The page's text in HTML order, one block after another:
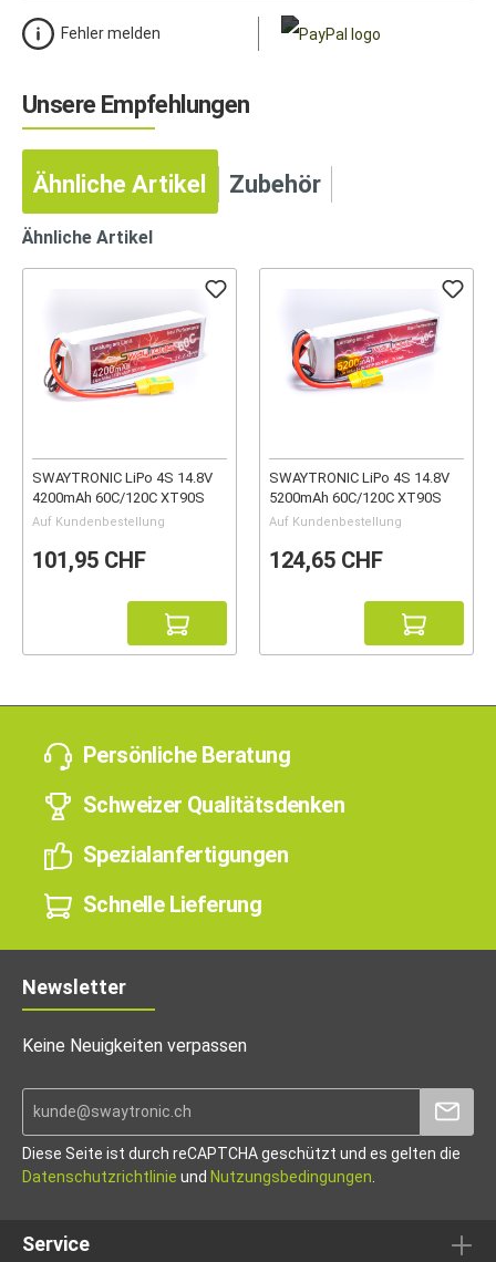
Fehler melden
Unsere Empfehlungen
Ähnliche Artikel Zubehör
Ähnliche Artikel
SWAYTRONIC LiPo 4S 14.8V
4200mAh 60C/120C XT90S
Auf Kundenbestellung
101,95 CHF
SWAYTRONIC LiPo 4S 14.8V
5200mAh 60C/120C XT90S
Auf Kundenbestellung
124,65 CHF
Persönliche Beratung
Schweizer Qualitätsdenken
Spezialanfertigungen
Schnelle Lieferung
Newsletter
Keine Neuigkeiten verpassen
Diese Seite ist durch reCAPTCHA geschützt und es gelten die
Datenschutzrichtlinie und Nutzungsbedingungen
Service